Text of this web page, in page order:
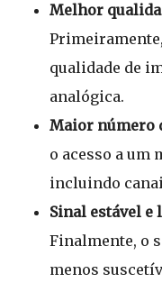
Melhor
qualidade de
analógica.
Maior número
o acesso a um
incluindo
Sinal estável
Finalmente, o
menos